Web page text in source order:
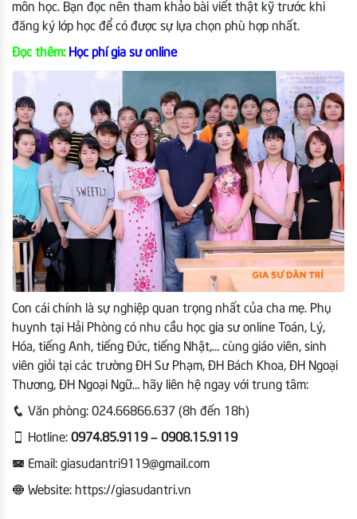
môn học. Bạn đọc nên tham khảo bài viết thật kỹ trước khi
đăng ký lớp học để có được sự lựa chọn phù hợp nhất.
Đọc thêm: Học phí gia sư online
Con cái chính là sự nghiệp quan trọng nhất của cha mẹ. Phụ
huynh tại Hải Phòng có nhu cầu học gia sư online Toán, Lý,
Hóa, tiếng Anh, tiếng Đức, tiếng Nhật,… cùng giáo viên, sinh
viên giỏi tại các trường ĐH Sư Phạm, ĐH Bách Khoa, ĐH Ngoại
Thương, ĐH Ngoại Ngữ… hãy liên hệ ngay với trung tâm:
Văn phòng: 024.66866.637 (8h đến 18h)
Hotline: 0974.85.9119 – 0908.15.9119
Email: giasudantri9119@gmail.com
Website: https://giasudantri.vn